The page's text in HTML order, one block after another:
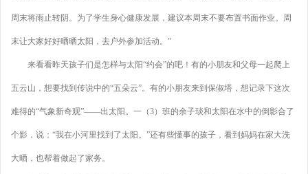
周末将雨止转阴。为了学生身心健康发展，建议本周末不要布置书面作业。周
末让大家好好晒晒太阳，去户外参加活动。”
来看看昨天孩子们是怎样与太阳“约会”的吧！有的小朋友和父母一起爬上
五云山，想要找到传说中的“五朵云”。有的小朋友来到保俶塔，想记录下这次
难得的“气象新奇观”——出太阳。一（3）班的余子琰和太阳在水中的倒影合了
个影，说：“我在小河里找到了太阳。”还有些懂事的孩子，看到妈妈在家大洗
大晒，也帮着做起了家务。